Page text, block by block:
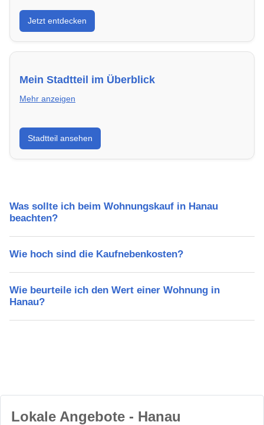
Entdecke Neubauprojekte in Hanau – modern,
energieeffizient und sofort bezugsfertig.
Jetzt entdecken
Mein Stadtteil im Überblick
Mehr anzeigen
Erfahre mehr über deinen Stadtteil in Hanau:
Lebensqualität, Verkehrsanbindung, Schulen,
Freizeitmöglichkeiten und Mietpreise.
Stadtteil ansehen
Was sollte ich beim Wohnungskauf in Hanau
beachten?
Wie hoch sind die Kaufnebenkosten?
Wie beurteile ich den Wert einer Wohnung in
Hanau?
Lokale Angebote - Hanau